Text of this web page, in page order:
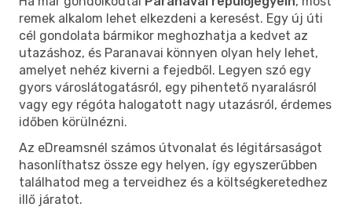
remek alkalom lehet elkezdeni a keresést. Egy új úti
cél gondolata bármikor meghozhatja a kedvet az
utazáshoz, és Paranavai könnyen olyan hely lehet,
amelyet nehéz kiverni a fejedből. Legyen szó egy
gyors városlátogatásról, egy pihentető nyaralásról
vagy egy régóta halogatott nagy utazásról, érdemes
időben körülnézni.
Az eDreamsnél számos útvonalat és légitársaságot
hasonlíthatsz össze egy helyen, így egyszerűbben
találhatod meg a terveidhez és a költségkeretedhez
illő járatot.